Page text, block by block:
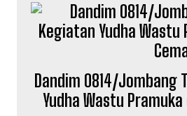
Dandim 0814/Jombang
Yudha Wastu